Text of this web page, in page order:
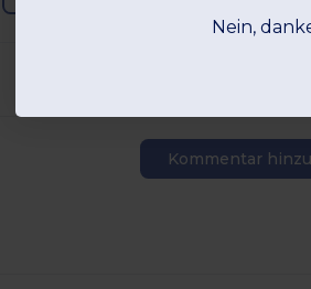
Kommentar
Nein,